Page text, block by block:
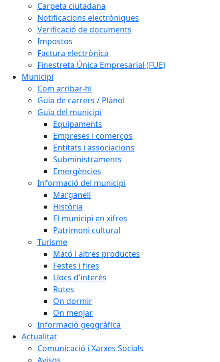
Carpeta ciutadana
Notificacions electròniques
Verificació de documents
Impostos
Factura electrònica
Finestreta Única Empresarial (FUE)
Municipi
Com arribar-hi
Guia de carrers / Plànol
Guia del municipi
Equipaments
Empreses i comerços
Entitats i associacions
Subministraments
Emergències
Informació del municipi
Marganell
Història
El municipi en xifres
Patrimoni cultural
Turisme
Mató i altres productes
Festes i fires
Llocs d'interès
Rutes
On dormir
On menjar
Informació geogràfica
Actualitat
Comunicació i Xarxes Socials